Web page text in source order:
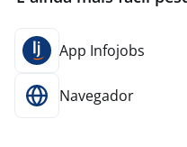
App Infojobs
Navegador